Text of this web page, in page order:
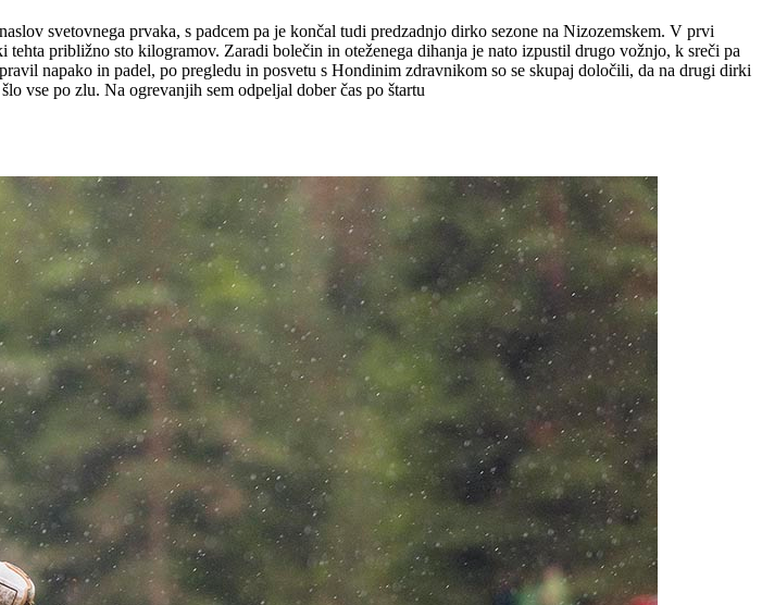
svetovnega prvaka, s padcem pa je končal tudi predzadnjo dirko sezone na Nizozemskem. V prvi
približno sto kilogramov. Zaradi bolečin in oteženega dihanja je nato izpustil drugo vožnjo, k sreči pa
napako in padel, po pregledu in posvetu s Hondinim zdravnikom so se skupaj določili, da na drugi dirki
vse po zlu. Na ogrevanjih sem odpeljal dober čas po štartu